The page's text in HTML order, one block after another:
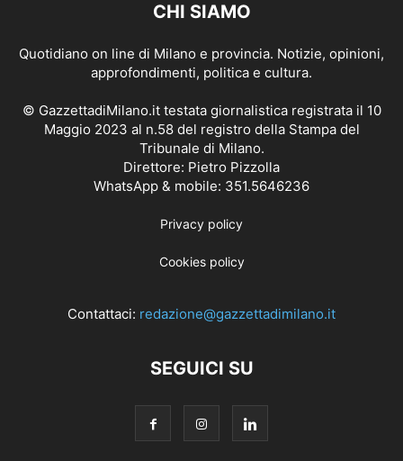
CHI SIAMO
Quotidiano on line di Milano e provincia. Notizie, opinioni,
approfondimenti, politica e cultura.
© GazzettadiMilano.it testata giornalistica registrata il 10
Maggio 2023 al n.58 del registro della Stampa del
Tribunale di Milano.
Direttore: Pietro Pizzolla
WhatsApp & mobile: 351.5646236
Privacy policy
Cookies policy
Contattaci: redazione@gazzettadimilano.it
SEGUICI SU